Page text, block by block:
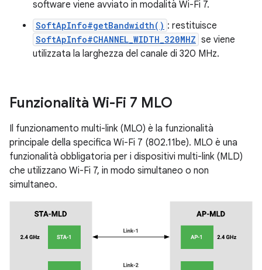
software viene avviato in modalità Wi-Fi 7.
SoftApInfo#getBandwidth() : restituisce
SoftApInfo#CHANNEL_WIDTH_320MHZ se viene
utilizzata la larghezza del canale di 320 MHz.
Funzionalità Wi-Fi 7 MLO
Il funzionamento multi-link (MLO) è la funzionalità
principale della specifica Wi-Fi 7 (802.11be). MLO è una
funzionalità obbligatoria per i dispositivi multi-link (MLD)
che utilizzano Wi-Fi 7, in modo simultaneo o non
simultaneo.